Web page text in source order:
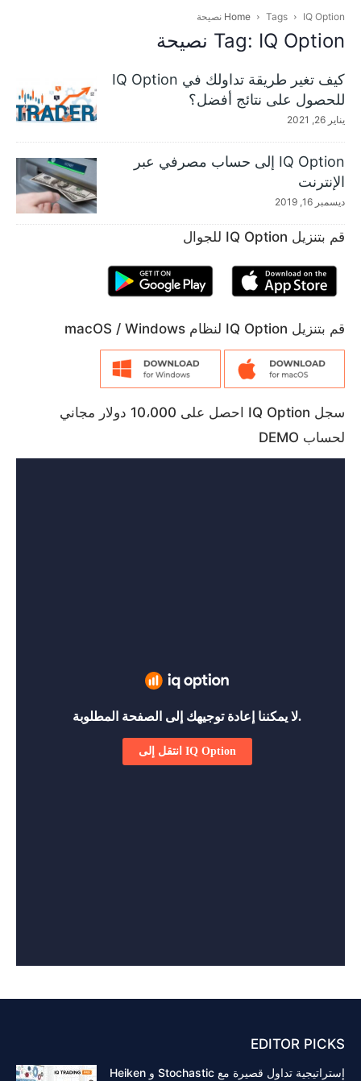
Home Tags IQ Option نصيحة
Tag: IQ Option نصيحة
كيف تغير طريقة تداولك في IQ Option
للحصول على نتائج أفضل؟
يناير 26, 2021
IQ Option إلى حساب مصرفي عبر
الإنترنت
ديسمبر 16, 2019
قم بتنزيل IQ Option للجوال
قم بتنزيل IQ Option لنظام macOS / Windows
سجل IQ Option احصل على 10،000 دولار مجاني
لحساب DEMO
EDITOR PICKS
إستراتيجية تداول قصيرة مع Stochastic و Heiken